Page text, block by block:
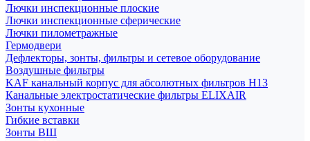
Лючки инспекционные плоские
Лючки инспекционные сферические
Лючки пилометражные
Гермодвери
Дефлекторы, зонты, фильтры и сетевое оборудование
Воздушные фильтры
KAF канальный корпус для абсолютных фильтров H13
Канальные электростатические фильтры ELIXAIR
Зонты кухонные
Гибкие вставки
Зонты ВШ